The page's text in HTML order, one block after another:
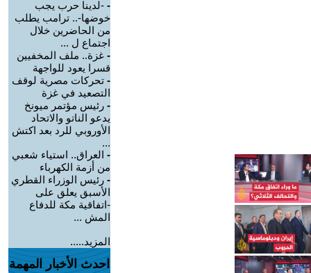
- -لدينا حرب يجب
خوضها-.. ترامب يطلب
من الحاضرين خلال
اجتماع ل ...
- غزة.. ملف المخفيين
قسرا يعود للواجهة
- تحركات مصرية لوقف
التصعيد في غزة
- رئيس مؤتمر ميونخ
يدعو الناتو والاتحاد
الأوروبي للرد بعد اكتش
...
- العراق.. استياء شعبي
من أزمة الكهرباء
- رئيس الوزراء القطري
الأسبق يعلق على
-اتفاقية مكة للدفاع
المش ...
المزيد.....
احدث الأخبار المهمة